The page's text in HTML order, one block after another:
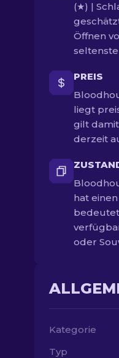
(★) |
Öffnen
PREIS
liegt
gilt damit
derzeit
hat
oder
Kategorie
Typ